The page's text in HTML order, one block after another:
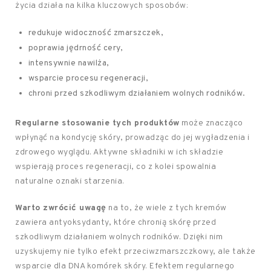
życia działa na kilka kluczowych sposobów:
redukuje widoczność zmarszczek,
poprawia jędrność cery,
intensywnie nawilża,
wsparcie procesu regeneracji,
chroni przed szkodliwym działaniem wolnych rodników.
Regularne stosowanie tych produktów może znacząco
wpłynąć na kondycję skóry, prowadząc do jej wygładzenia i
zdrowego wyglądu. Aktywne składniki w ich składzie
wspierają proces regeneracji, co z kolei spowalnia
naturalne oznaki starzenia.
Warto zwrócić uwagę na to, że wiele z tych kremów
zawiera antyoksydanty, które chronią skórę przed
szkodliwym działaniem wolnych rodników. Dzięki nim
uzyskujemy nie tylko efekt przeciwzmarszczkowy, ale także
wsparcie dla DNA komórek skóry. Efektem regularnego